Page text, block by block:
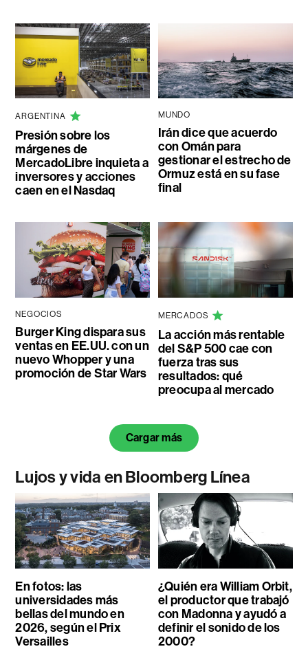
ARGENTINA
Presión sobre los
márgenes de
MercadoLibre inquieta a
inversores y acciones
caen en el Nasdaq
MUNDO
Irán dice que acuerdo
con Omán para
gestionar el estrecho de
Ormuz está en su fase
final
NEGOCIOS
Burger King dispara sus
ventas en EE.UU. con un
nuevo Whopper y una
promoción de Star Wars
MERCADOS
La acción más rentable
del S&P 500 cae con
fuerza tras sus
resultados: qué
preocupa al mercado
Cargar más
Lujos y vida en Bloomberg Línea
En fotos: las
universidades más
bellas del mundo en
2026, según el Prix
Versailles
¿Quién era William Orbit,
el productor que trabajó
con Madonna y ayudó a
definir el sonido de los
2000?